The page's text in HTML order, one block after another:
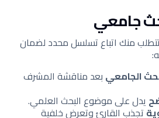
جامعي
منك اتباع تسلسل محدد لضمان
الجامعيبعد مناقشة المشرف
يدل على موضوع البحث العلمي.
تجذب القارئ وتعرض خلفية